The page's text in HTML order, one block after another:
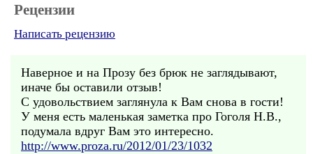
Рецензии
Написать рецензию
Наверное и на Прозу без брюк не заглядывают,
иначе бы оставили отзыв!
С удовольствием заглянула к Вам снова в гости!
У меня есть маленькая заметка про Гоголя Н.В.,
подумала вдруг Вам это интересно.
http://www.proza.ru/2012/01/23/1032